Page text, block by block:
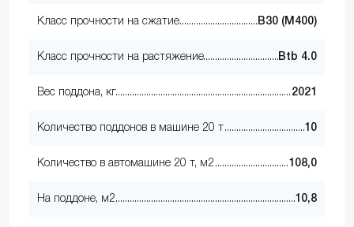
Класс прочности на сжатие В30 (М400)
Класс прочности на растяжение Btb 4.0
Вес поддона, кг 2021
Количество поддонов в машине 20 т 10
Количество в автомашине 20 т, м2 108,0
На поддоне, м2 10,8